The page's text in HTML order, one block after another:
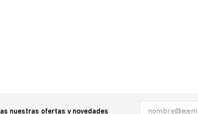
nuestras ofertas y novedades